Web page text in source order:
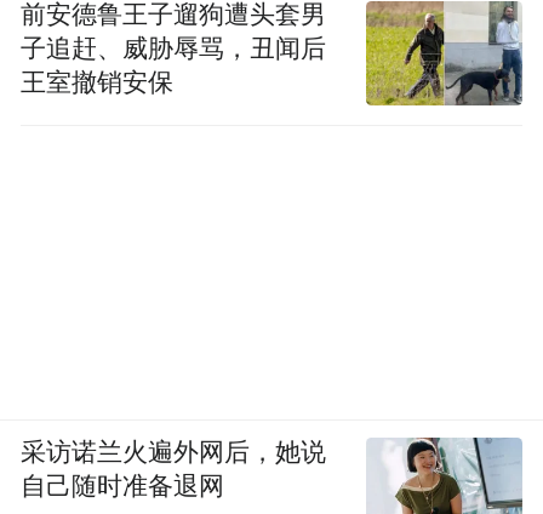
2026年，东莞明确提出“持续做大做强‘侨助
千企万品出海’活动”。而这场4月11日下午的
实地走访，恰恰让“出海”二字有了更具体的
洲、南美，“智创优品，莞贸全球”就不再只
是一句口号，而是一场实实在在的全球行
前安德鲁王子遛狗遭头套男
子追赶、威胁辱骂，丑闻后
王室撤销安保
采访诺兰火遍外网后，她说
自己随时准备退网